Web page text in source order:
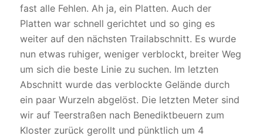
fast alle Fehlen. Ah ja, ein Platten. Auch der
Platten war schnell gerichtet und so ging es
weiter auf den nächsten Trailabschnitt. Es wurde
nun etwas ruhiger, weniger verblockt, breiter Weg
um sich die beste Linie zu suchen. Im letzten
Abschnitt wurde das verblockte Gelände durch
ein paar Wurzeln abgelöst. Die letzten Meter sind
wir auf Teerstraßen nach Benediktbeuern zum
Kloster zurück gerollt und pünktlich um 4